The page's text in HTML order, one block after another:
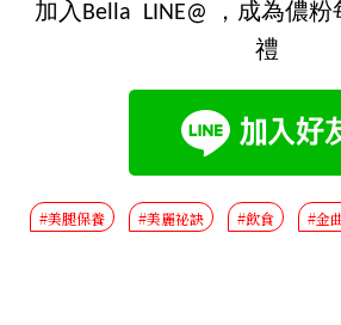
加入Bella LINE@ ，成為儂
禮
#美腿保養 #美麗祕訣 #飲食 #金